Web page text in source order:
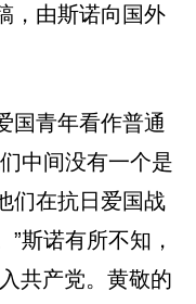
，由斯诺向国外
国青年看作普通
中间没有一个是
们在抗日爱国战
斯诺有所不知，
共产党。黄敬的